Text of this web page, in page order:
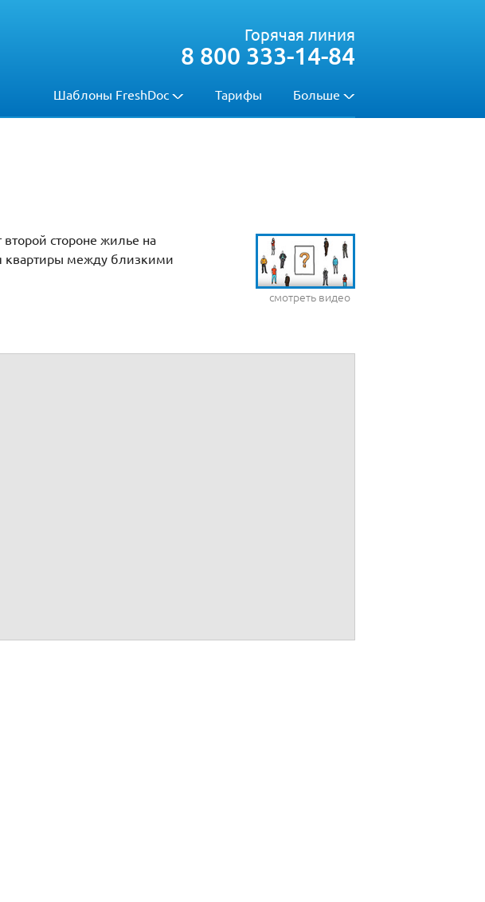
Шаблоны FreshDoc Тарифы Больше
Горячая линия
8 800 333-14-84
смотреть видео
второй стороне жилье на
квартиры между близкими